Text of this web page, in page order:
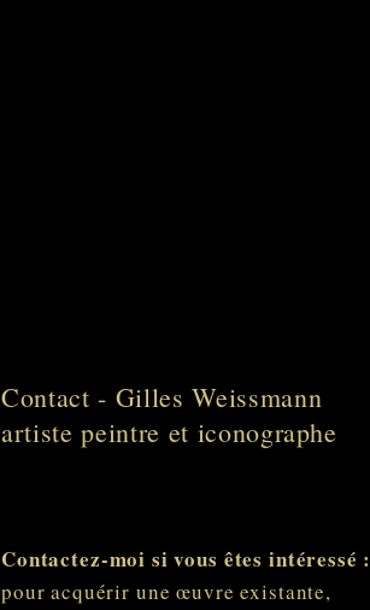
Contact - Gilles Weissmann
artiste peintre et iconographe
Contactez-moi si vous êtes intéressé :
pour acquérir une œuvre existante,